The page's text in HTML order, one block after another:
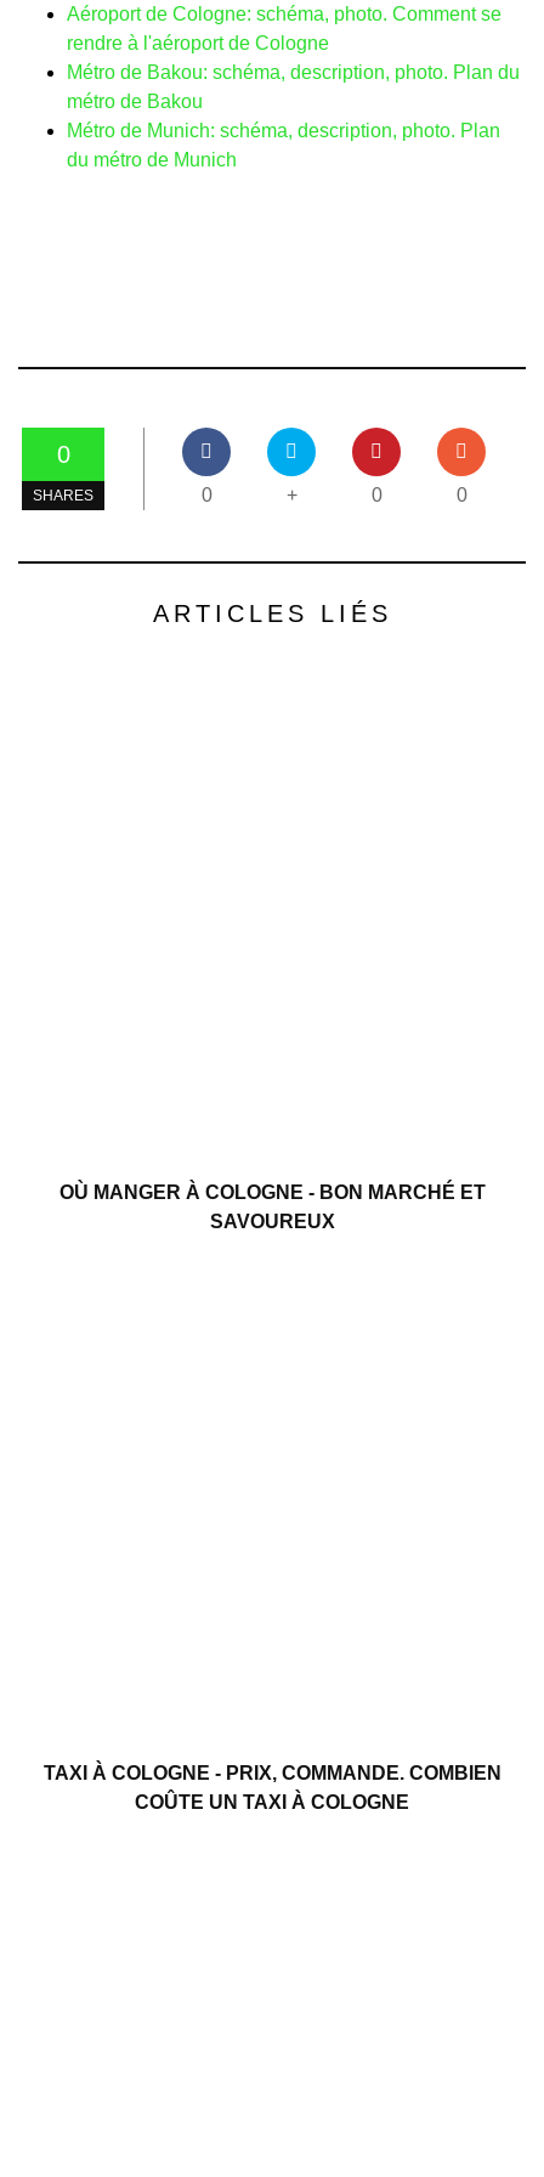
Aéroport de Cologne: schéma, photo. Comment se
rendre à l'aéroport de Cologne
Métro de Bakou: schéma, description, photo. Plan du
métro de Bakou
Métro de Munich: schéma, description, photo. Plan
du métro de Munich
0
SHARES 0 + 0 0
ARTICLES LIÉS
OÙ MANGER À COLOGNE - BON MARCHÉ ET
SAVOUREUX
TAXI À COLOGNE - PRIX, COMMANDE. COMBIEN
COÛTE UN TAXI À COLOGNE